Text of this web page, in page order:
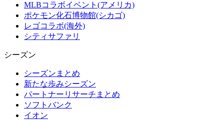
MLBコラボイベント(アメリカ)
ポケモン化石博物館(シカゴ)
レゴコラボ(海外)
シティサファリ
シーズン
シーズンまとめ
新たな歩みシーズン
パートナーリサーチまとめ
ソフトバンク
イオン